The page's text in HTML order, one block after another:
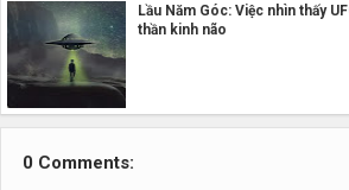
Lầu Năm Góc: Việc nhìn thấy
thần kinh não
0 Comments: